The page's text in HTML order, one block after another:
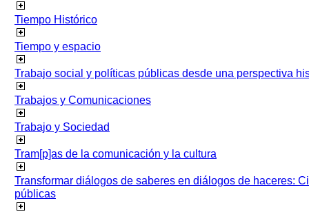
Tiempo Histórico
Tiempo y espacio
Trabajo social y políticas públicas desde una perspectiva
Trabajos y Comunicaciones
Trabajo y Sociedad
Tram[p]as de la comunicación y la cultura
Transformar diálogos de saberes en diálogos de haceres:
públicas